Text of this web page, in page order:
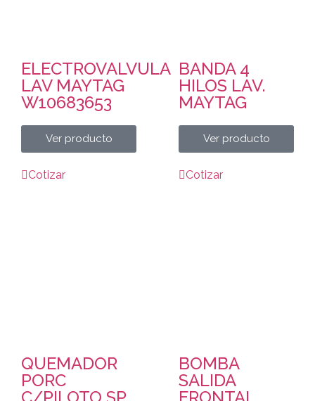
ELECTROVALVULA
LAV MAYTAG
W10683653
Ver producto
Cotizar
BANDA 4
HILOS LAV.
MAYTAG
Ver producto
Cotizar
QUEMADOR
PORC
BOMBA
SALIDA